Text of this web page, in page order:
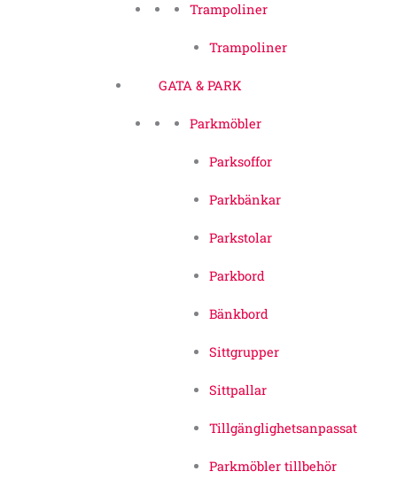
Trampoliner
Trampoliner
GATA & PARK
Parkmöbler
Parksoffor
Parkbänkar
Parkstolar
Parkbord
Bänkbord
Sittgrupper
Sittpallar
Tillgänglighetsanpassat
Parkmöbler tillbehör